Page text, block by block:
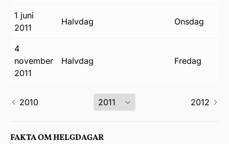
1 juni
2011
halvdag onsdag
4
november
2011
halvdag fredag
2010 2012
FAKTA OM HELGDAGAR